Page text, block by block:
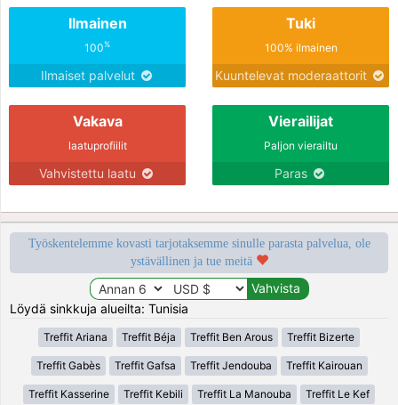
Ilmainen
100%
Ilmaiset palvelut
Tuki
100% ilmainen
Kuuntelevat moderaattorit
Vakava
laatuprofiilit
Vahvistettu laatu
Vierailijat
Paljon vierailtu
Paras
Työskentelemme kovasti tarjotaksemme sinulle parasta palvelua, ole
ystävällinen ja tue meitä
Löydä sinkkuja alueilta: Tunisia
Treffit Ariana Treffit Béja Treffit Ben Arous Treffit Bizerte
Treffit Gabès Treffit Gafsa Treffit Jendouba Treffit Kairouan
Treffit Kasserine Treffit Kebili Treffit La Manouba Treffit Le Kef